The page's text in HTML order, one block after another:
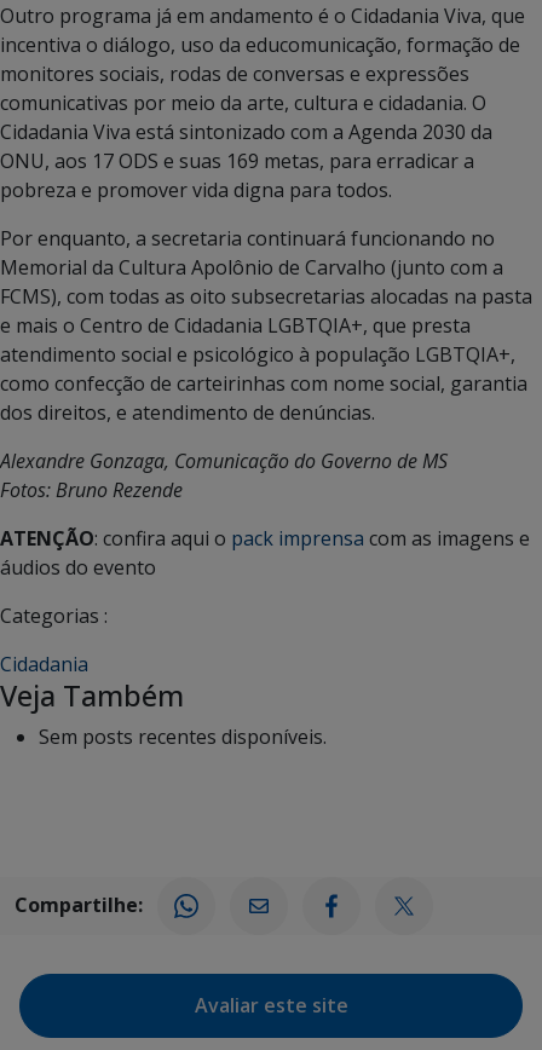
Outro programa já em andamento é o Cidadania Viva, que
incentiva o diálogo, uso da educomunicação, formação de
monitores sociais, rodas de conversas e expressões
comunicativas por meio da arte, cultura e cidadania. O
Cidadania Viva está sintonizado com a Agenda 2030 da
ONU, aos 17 ODS e suas 169 metas, para erradicar a
pobreza e promover vida digna para todos.
Por enquanto, a secretaria continuará funcionando no
Memorial da Cultura Apolônio de Carvalho (junto com a
FCMS), com todas as oito subsecretarias alocadas na pasta
e mais o Centro de Cidadania LGBTQIA+, que presta
atendimento social e psicológico à população LGBTQIA+,
como confecção de carteirinhas com nome social, garantia
dos direitos, e atendimento de denúncias.
Alexandre Gonzaga, Comunicação do Governo de MS
Fotos: Bruno Rezende
ATENÇÃO: confira aqui o pack imprensa com as imagens e
áudios do evento
Categorias :
Cidadania
Veja Também
Sem posts recentes disponíveis.
Compartilhe:
Avaliar este site